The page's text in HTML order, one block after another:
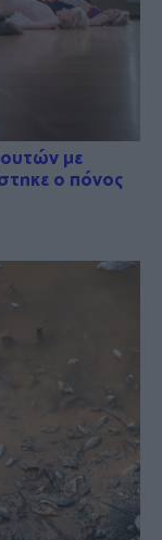
με
ο πόνος